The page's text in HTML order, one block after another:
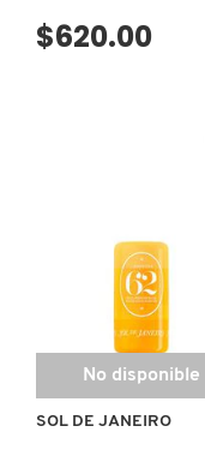
RABANNE
RARE BEAUTY
$620.00
No disponible
SOL DE JANEIRO